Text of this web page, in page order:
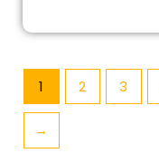
1 2 3
→